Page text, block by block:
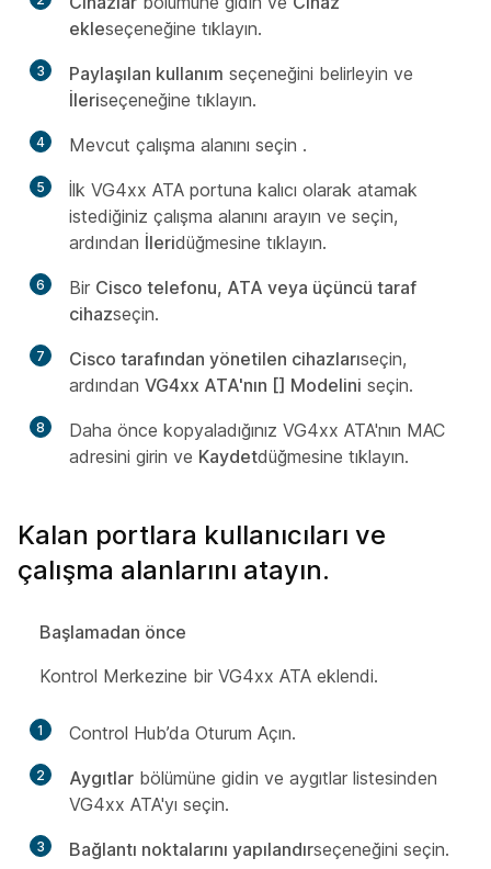
ekleseçeneğine tıklayın.
3 Paylaşılan kullanım seçeneğini belirleyin ve
İleriseçeneğine tıklayın.
4 Mevcut çalışma alanını seçin .
5
İlk VG4xx ATA portuna kalıcı olarak atamak
istediğiniz çalışma alanını arayın ve seçin,
ardından İleridüğmesine tıklayın.
6 Bir Cisco telefonu, ATA veya üçüncü taraf
cihazseçin.
7 Cisco tarafından yönetilen cihazlarıseçin,
ardından VG4xx ATA'nın [] Modelini seçin.
8
Daha önce kopyaladığınız VG4xx ATA'nın MAC
adresini girin ve Kaydetdüğmesine tıklayın.
Kalan portlara kullanıcıları ve
çalışma alanlarını atayın.
Başlamadan önce
Kontrol Merkezine bir VG4xx ATA eklendi.
1 Control Hub’da Oturum Açın.
2 Aygıtlar bölümüne gidin ve aygıtlar listesinden
VG4xx ATA'yı seçin.
3 Bağlantı noktalarını yapılandırseçeneğini seçin.